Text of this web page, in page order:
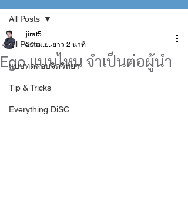
All Posts
แบบทดสอบจิตวิทยา
Tip & Tricks
Everything DiSC
All Posts
Ego แบบไหน จำเป็นต่อผู้นำ
jirat5
20 เม.ย. ยาว 2 นาที